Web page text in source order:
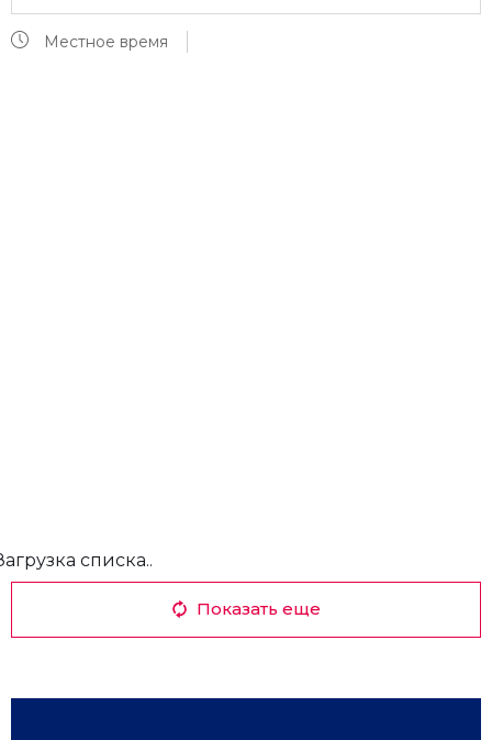
Местное время
списка..
Показать еще